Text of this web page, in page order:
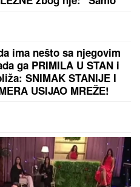
SE DALEKO OD
Prva objava Jelene
što joj je Ana